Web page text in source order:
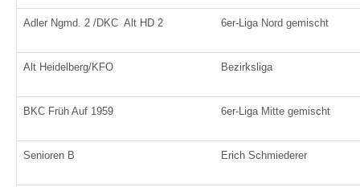
Adler Ngmd. 2 /DKC Alt HD 2 6er-Liga Nord gemischt
Alt Heidelberg/KFO Bezirksliga
BKC Früh Auf 1959 6er-Liga Mitte gemischt
Senioren B Erich Schmiederer